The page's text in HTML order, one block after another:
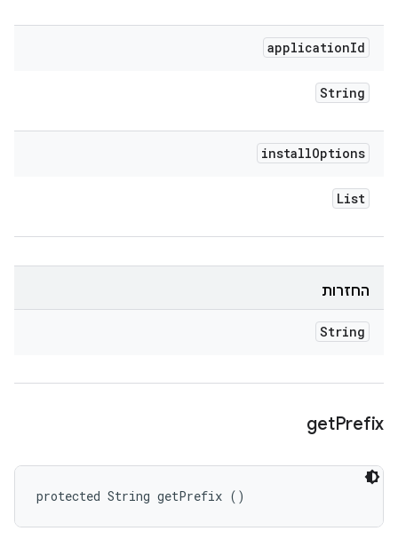
applicationId
String
installOptions
List
החזרות
String
getPrefix
protected String getPrefix ()